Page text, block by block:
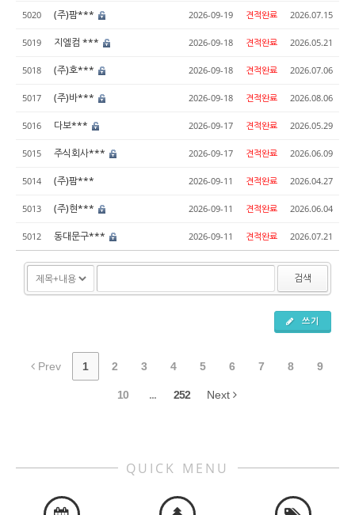
5020 (주)팜*** 2026-09-19 견적완료 2026.07.15
5019 지엘컴 *** 2026-09-18 견적완료 2026.05.21
5018 (주)호*** 2026-09-18 견적완료 2026.07.06
5017 (주)바*** 2026-09-18 견적완료 2026.08.06
5016 다보*** 2026-09-17 견적완료 2026.05.29
5015 주식회사*** 2026-09-17 견적완료 2026.06.09
5014 (주)팜*** 2026-09-11 견적완료 2026.04.27
5013 (주)현*** 2026-09-11 견적완료 2026.06.04
5012 동대문구*** 2026-09-11 견적완료 2026.07.21
검색
쓰기
Prev 1 2 3 4 5 6 7 8 9
10 ... 252 Next
QUICK MENU